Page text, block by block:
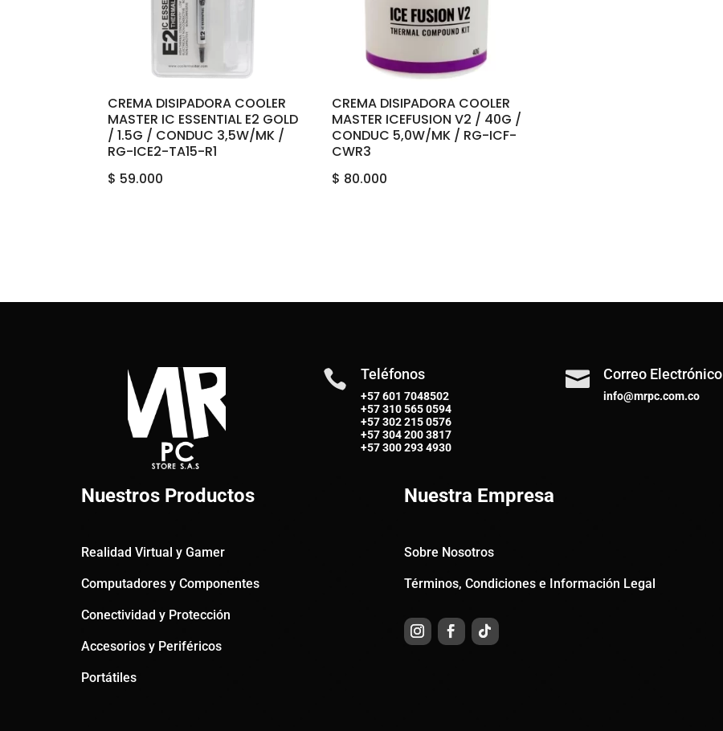
CREMA DISIPADORA COOLER
MASTER IC ESSENTIAL E2 GOLD
/ 1.5G / CONDUC 3,5W/MK /
RG-ICE2-TA15-R1
$ 59.000
CREMA DISIPADORA COOLER
MASTER ICEFUSION V2 / 40G /
CONDUC 5,0W/MK / RG-ICF-
CWR3
$ 80.000
 Teléfonos
+57 601 7048502
+57310 565 0594
+57302 215 0576
+57304 200 3817
+57300 293 4930
 Correo Electrónico
info@mrpc.com.co
Nuestros Productos
Realidad Virtual y Gamer
Computadores y Componentes
Conectividad y Protección
Accesorios y Periféricos
Portátiles
Nuestra Empresa
Sobre Nosotros
Términos, Condiciones e Información Legal